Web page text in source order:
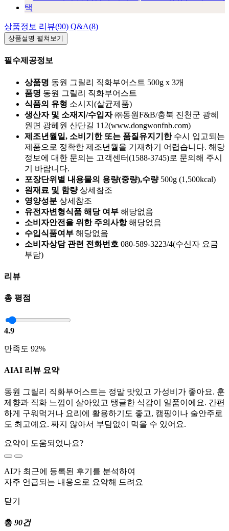
상품정보 리뷰(90) Q&A(8)
상품설명 펼쳐보기
필수제공정보
상품명 동원 그릴리 직화부어스트 500g x 3개
품명 동원 그릴리 직화부어스트
식품의 유형 소시지(살균제품)
생산자 및 소재지/수입자 ㈜동원F&B/충북 진천군 광혜
원면 광혜원 산단길 112(www.dongwonfnb.com)
제조년월일, 소비기한 또는 품질유지기한 수시 입고되는
제품으로 정확한 제조년월을 기재하기 어렵습니다. 해당
정보에 대한 문의는 고객센터(1588-3745)로 문의해 주시
기 바랍니다.
포장단위별 내용물의 용량(중량),수량 500g (1,500kcal)
원재료 및 함량 상세참조
영양성분 상세참조
유전자변형식품 해당 여부 해당없음
소비자안전을 위한 주의사항 해당없음
수입식품여부 해당없음
소비자상담 관련 전화번호 080-589-3223/4(수신자 요금
부담)
리뷰
총 평점
4.9
만족도 92%
AIAI 리뷰 요약
동원 그릴리 직화부어스트는 정말 맛있고 가성비가 좋아요. 훈
제향과 직화 느낌이 살아있고 탱글한 식감이 일품이에요. 간편
하게 구워먹거나 요리에 활용하기도 좋고, 캠핑이나 술안주로
도 최고예요. 짜지 않아서 부담없이 먹을 수 있어요.
요약이 도움되었나요?
AI가 최근에 등록된 후기를 분석하여
자주 언급되는 내용으로 요약해 드려요
닫기
총 90건